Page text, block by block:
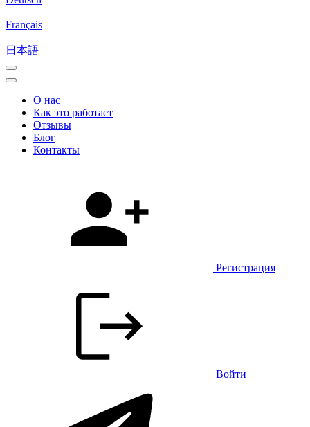
Français
日本語
О нас
Как это работает
Отзывы
Блог
Контакты
Регистрация
Войти